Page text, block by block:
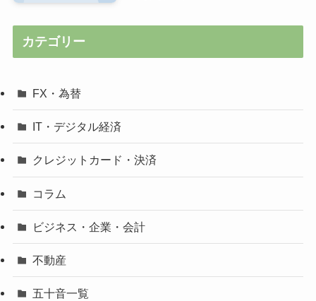
カテゴリー
FX・為替
IT・デジタル経済
クレジットカード・決済
コラム
ビジネス・企業・会計
不動産
五十音一覧